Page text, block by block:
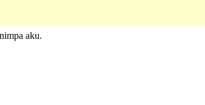
aku.